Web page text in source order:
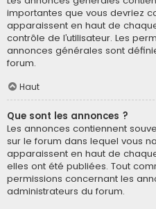
importantes que vous devriez
apparaissent en haut de
contrôle de l’utilisateur. Les
annonces générales sont
forum.
Haut
Que sont les annonces ?
Les annonces contiennent
sur le forum dans lequel vous
apparaissent en haut de
elles ont été publiées. Tout
permissions concernant les
administrateurs du forum.